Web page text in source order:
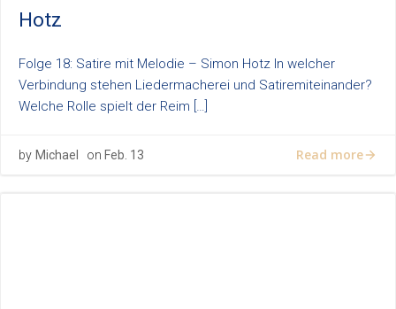
Hotz
Folge 18: Satire mit Melodie – Simon Hotz In welcher
Verbindung stehen Liedermacherei und Satiremiteinander?
Welche Rolle spielt der Reim […]
by Michael on Feb. 13 Read more